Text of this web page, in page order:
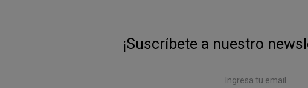
¡Suscríbete a nuestro